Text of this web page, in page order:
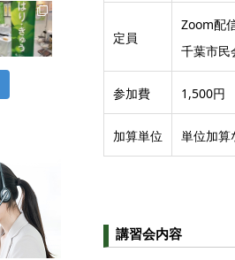
定員
Zoom配
千葉市民
参加費 1,500円
加算単位 単位加算
講習会内容